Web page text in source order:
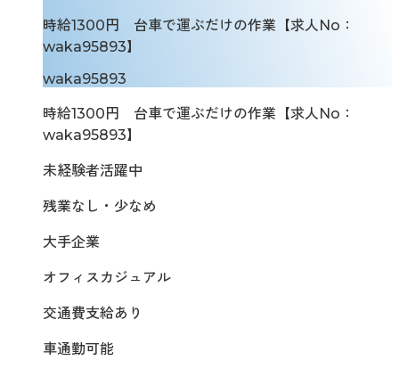
時給1300円 台車で運ぶだけの作業【求人No：
waka95893】
waka95893
時給1300円 台車で運ぶだけの作業【求人No：
waka95893】
未経験者活躍中
残業なし・少なめ
大手企業
オフィスカジュアル
交通費支給あり
車通勤可能